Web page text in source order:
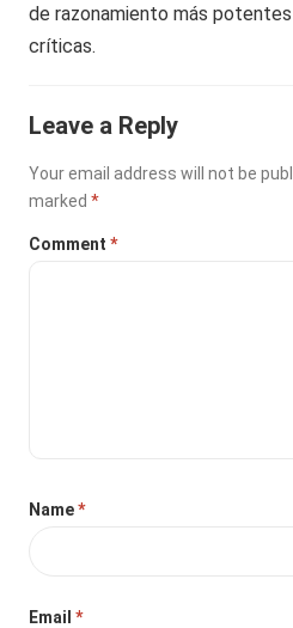
de razonamiento más
críticas.
Leave a Reply
Your email address will not be
marked*
Comment*
Name*
Email*